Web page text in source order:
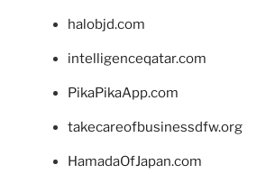
halobjd.com
intelligenceqatar.com
PikaPikaApp.com
takecareofbusinessdfw.org
HamadaOfJapan.com